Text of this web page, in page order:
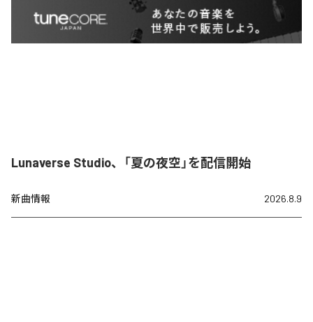
Lunaverse Studio、「夏の夜空」を配信開始
新曲情報 2026.8.9